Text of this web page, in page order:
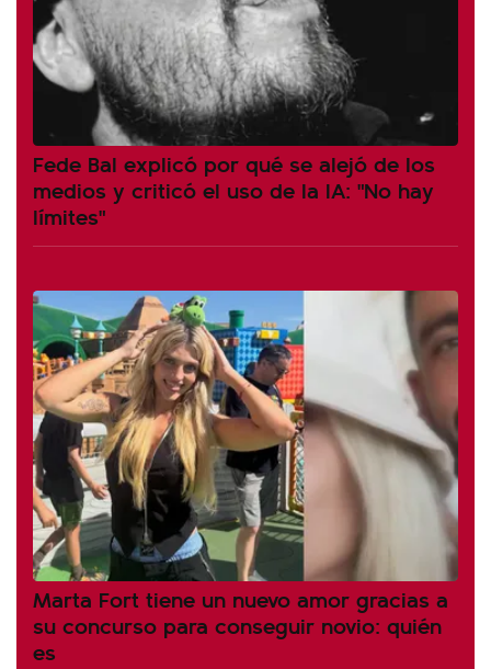
Fede Bal explicó por qué se alejó de los
medios y criticó el uso de la IA: "No hay
límites"
Marta Fort tiene un nuevo amor gracias a
su concurso para conseguir novio: quién
es